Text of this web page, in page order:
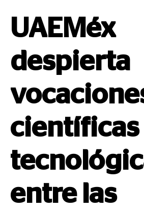
UAEMéx
despierta
científicas
entre las